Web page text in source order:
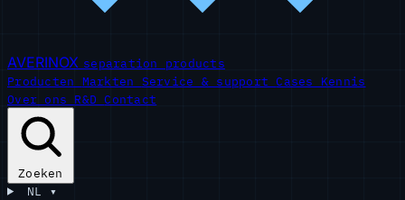
AVERINOX separation products
Producten Markten Service & support Cases Kennis
Over ons R&D Contact
Zoeken
NL ▾